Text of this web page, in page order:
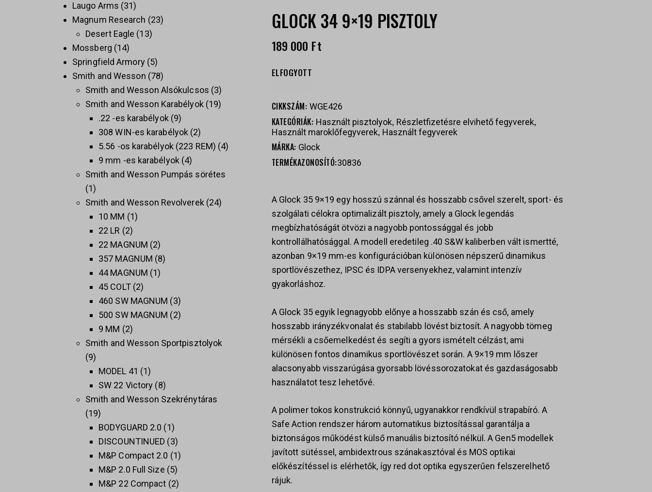
GLOCK 34 9×19 PISZTOLY
189 000 Ft
ELFOGYOTT
CIKKSZÁM: WGE426
KATEGÓRIÁK: Használt pisztolyok, Részletfizetésre elvihető fegyverek,
Használt maroklőfegyverek, Használt fegyverek
MÁRKA: Glock
TERMÉKAZONOSÍTÓ:30836
A Glock 35 9×19 egy hosszú szánnal és hosszabb csővel szerelt, sport- és
szolgálati célokra optimalizált pisztoly, amely a Glock legendás
megbízhatóságát ötvözi a nagyobb pontossággal és jobb
kontrollálhatósággal. A modell eredetileg .40 S&W kaliberben vált ismertté,
azonban 9×19 mm-es konfigurációban különösen népszerű dinamikus
sportlövészethez, IPSC és IDPA versenyekhez, valamint intenzív
gyakorláshoz.
A Glock 35 egyik legnagyobb előnye a hosszabb szán és cső, amely
hosszabb irányzékvonalat és stabilabb lövést biztosít. A nagyobb tömeg
mérsékli a csőemelkedést és segíti a gyors ismételt célzást, ami
különösen fontos dinamikus sportlövészet során. A 9×19 mm lőszer
alacsonyabb visszarúgása gyorsabb lövéssorozatokat és gazdaságosabb
használatot tesz lehetővé.
A polimer tokos konstrukció könnyű, ugyanakkor rendkívül strapabíró. A
Safe Action rendszer három automatikus biztosítással garantálja a
biztonságos működést külső manuális biztosító nélkül. A Gen5 modellek
javított sütéssel, ambidextrous szánakasztóval és MOS optikai
előkészítéssel is elérhetők, így red dot optika egyszerűen felszerelhető
rájuk.
Laugo Arms 31
Magnum Research 23
Desert Eagle 13
Mossberg 14
Springfield Armory 5
Smith and Wesson 78
Smith and Wesson Alsókulcsos 3
Smith and Wesson Karabélyok 19
.22 -es karabélyok 9
308 WIN-es karabélyok 2
5.56 -os karabélyok (223 REM) 4
9 mm -es karabélyok 4
Smith and Wesson Pumpás sörétes
1
Smith and Wesson Revolverek 24
10 MM 1
22 LR 2
22 MAGNUM 2
357 MAGNUM 8
44 MAGNUM 1
45 COLT 2
460 SW MAGNUM
3
500 SW MAGNUM
2
9 MM 2
Smith and Wesson Sportpisztolyok
9
MODEL 41
1
SW 22 Victory 8
Smith and Wesson Szekrénytáras
19
BODYGUARD 2.0
1
DISCOUNTINUED
3
M&P Compact 2.0 1
M&P 2.0 Full Size 5
M&P 22 Compact 2